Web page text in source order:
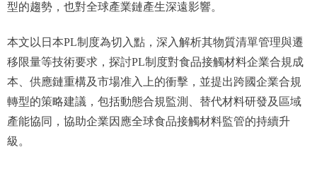
型的趨勢，也對全球產業鏈產生深遠影響。
本文以日本PL制度為切入點，深入解析其物質清單管理與遷
移限量等技術要求，探討PL制度對食品接觸材料企業合規成
本、供應鏈重構及市場准入上的衝擊，並提出跨國企業合規
轉型的策略建議，包括動態合規監測、替代材料研發及區域
產能協同，協助企業因應全球食品接觸材料監管的持續升
級。